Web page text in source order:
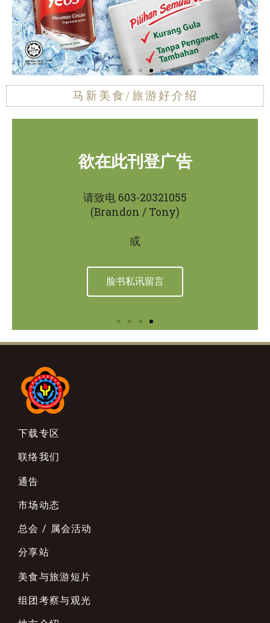
马新美食/旅游好介绍
美食广告区
阅读
旅游广告区
阅读
特别介绍
阅读
欲在此刊登广告
请致电 603-20321055
(Brandon / Tony)
或
脸书私讯留言
美食广告区
阅读
旅游广告区
阅读
特别介绍
阅读
欲在此刊登广告
请致电 603-20321055
(Brandon / Tony)
或
脸书私讯留言
美食广告区
阅读
旅游广告区
阅读
特别介绍
阅读
欲在此刊登广告
请致电 603-20321055
(Brandon / Tony)
或
脸书私讯留言
下载专区
联络我们
通告
市场动态
总会 / 属会活动
分享站
美食与旅游短片
组团考察与观光